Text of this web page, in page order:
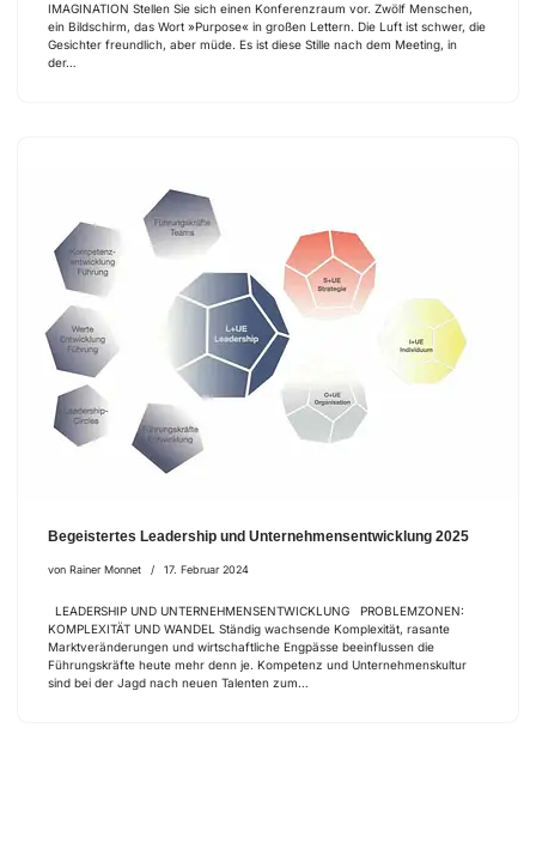
IMAGINATION Stellen Sie sich einen Konferenzraum vor. Zwölf Menschen,
ein Bildschirm, das Wort »Purpose« in großen Lettern. Die Luft ist schwer, die
Gesichter freundlich, aber müde. Es ist diese Stille nach dem Meeting, in
der…
Begeistertes Leadership und Unternehmensentwicklung 2025
von Rainer Monnet 17. Februar 2024
LEADERSHIP UND UNTERNEHMENSENTWICKLUNG PROBLEMZONEN:
KOMPLEXITÄT UND WANDEL Ständig wachsende Komplexität, rasante
Marktveränderungen und wirtschaftliche Engpässe beeinflussen die
Führungskräfte heute mehr denn je. Kompetenz und Unternehmenskultur
sind bei der Jagd nach neuen Talenten zum…